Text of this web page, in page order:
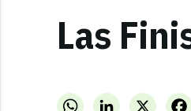
Las
WhatsAppLinkedInX